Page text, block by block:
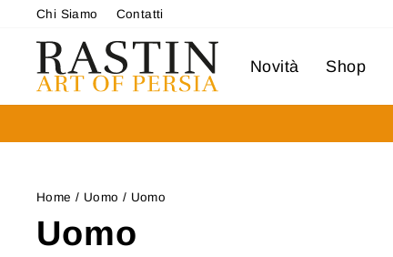
contenuto
Chi Siamo Contatti
Novità Shop
Home / Uomo / Uomo
Uomo